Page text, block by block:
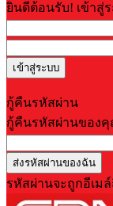
ยินดีต้อนรับ! เข้า
กู้คืนรหัสผ่าน
กู้คืนรหัสผ่านของ
รหัสผ่านจะถูกอีเม